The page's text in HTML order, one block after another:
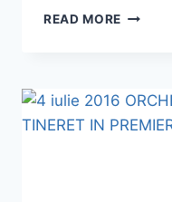
READ MORE